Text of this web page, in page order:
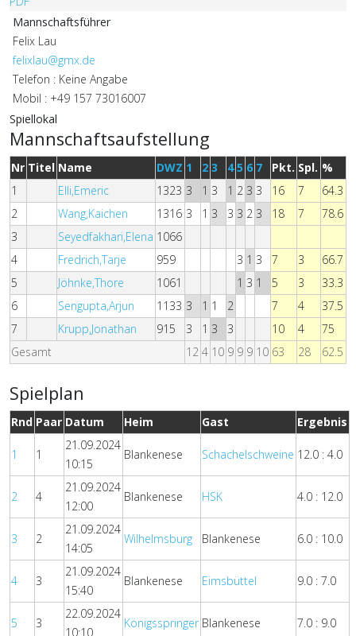
Mannschaftsführer
Felix Lau
felixlau@gmx.de
Telefon : Keine Angabe
Mobil : +49 157 73016007
Spiellokal
Mannschaftsaufstellung
Nr Titel Name DWZ 1 2 3 4 5 6 7 Pkt. Spl. %
1
Elli,Emeric 1323 3 1 3 1 2 3 3 16 7
64.3
2
Wang,Kaichen 1316 3 1 3 3 3 2 3 18 7
78.6
3
Seyedfakhari,Elena 1066
4
Fredrich,Tarje 959 3 1 3 7 3
66.7
5
Jöhnke,Thore 1061 1 3 1 5 3
33.3
6
Sengupta,Arjun 1133 3 1 1 2 7 4
37.5
7
Krupp,Jonathan 915 3 1 3 3 10 4
75
Gesamt
12 4 10 9 9 9 10 63 28 62.5
Spielplan
Rnd Paar Datum Heim Gast Ergebnis
1 1
21.09.2024
10:15
Blankenese Schachelschweine 12.0 : 4.0
2 4
21.09.2024
12:00
Blankenese HSK 4.0 : 12.0
3 2
21.09.2024
14:05
Wilhelmsburg Blankenese 6.0 : 10.0
4 3
21.09.2024
15:40
Blankenese Eimsbüttel 9.0 : 7.0
5 3
22.09.2024
10:10
Königsspringer Blankenese 7.0 : 9.0